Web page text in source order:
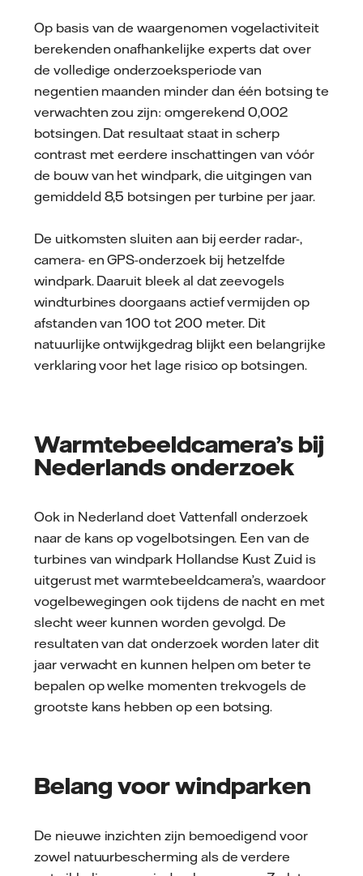
Op basis van de waargenomen vogelactiviteit
berekenden onafhankelijke experts dat over
de volledige onderzoeksperiode van
negentien maanden minder dan één botsing te
verwachten zou zijn: omgerekend 0,002
botsingen. Dat resultaat staat in scherp
contrast met eerdere inschattingen van vóór
de bouw van het windpark, die uitgingen van
gemiddeld 8,5 botsingen per turbine per jaar.
De uitkomsten sluiten aan bij eerder radar-,
camera- en GPS-onderzoek bij hetzelfde
windpark. Daaruit bleek al dat zeevogels
windturbines doorgaans actief vermijden op
afstanden van 100 tot 200 meter. Dit
natuurlijke ontwijkgedrag blijkt een belangrijke
verklaring voor het lage risico op botsingen.
Warmtebeeldcamera’s bij
Nederlands onderzoek
Ook in Nederland doet Vattenfall onderzoek
naar de kans op vogelbotsingen. Een van de
turbines van windpark Hollandse Kust Zuid is
uitgerust met warmtebeeldcamera’s, waardoor
vogelbewegingen ook tijdens de nacht en met
slecht weer kunnen worden gevolgd. De
resultaten van dat onderzoek worden later dit
jaar verwacht en kunnen helpen om beter te
bepalen op welke momenten trekvogels de
grootste kans hebben op een botsing.
Belang voor windparken
De nieuwe inzichten zijn bemoedigend voor
zowel natuurbescherming als de verdere